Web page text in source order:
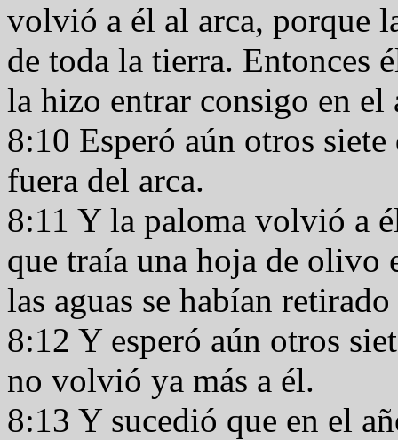
volvió a él al arca, porque
de toda la tierra. Entonces
la hizo entrar consigo en el
8:10 Esperó aún otros
fuera del arca.
8:11 Y la paloma volvió a
que traía una hoja de olivo
las aguas se habían
8:12 Y esperó aún otros
no volvió ya más a él.
8:13 Y sucedió que en el